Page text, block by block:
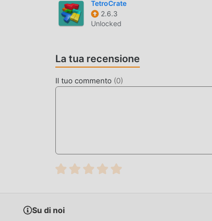
SCARICA ORA
Basta fare clic sul pulsante di download
TetroCrate
2.6.3
Unlocked
La tua recensione
Il tuo commento (0)
Su di noi